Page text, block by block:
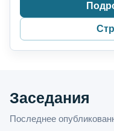
Заседания
Последнее